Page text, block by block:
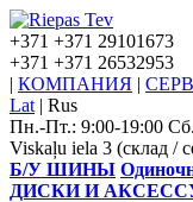
+371 +371 29101673
+371 +371 26532953
| КОМПАНИЯ |
Lat | Rus
Пн.-Пт.: 9:00-19:00
Viskaļu iela 3 (склад /
Б/У ШИНЫ
ДИСКИ И